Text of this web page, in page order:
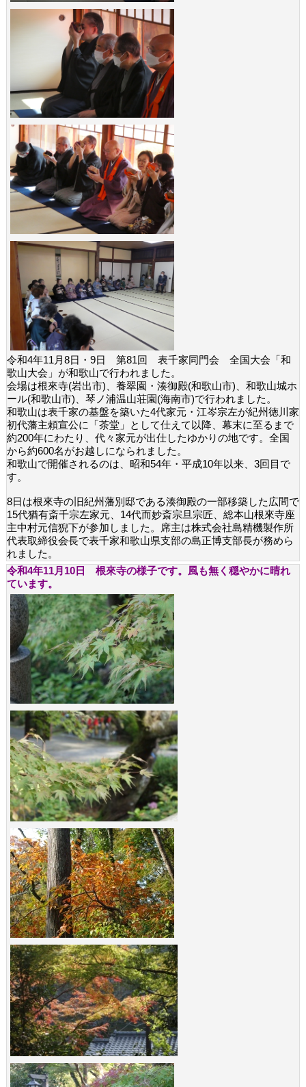
令和4年11月8日・9日 第81回 表千家同門会 全国大会「和
歌山大会」が和歌山で行われました。
会場は根來寺(岩出市)、養翠園・湊御殿(和歌山市)、和歌山城ホ
ール(和歌山市)、琴ノ浦温山荘園(海南市)で行われました。
和歌山は表千家の基盤を築いた4代家元・江岑宗左が紀州徳川家
初代藩主頼宣公に「茶堂」として仕えて以降、幕末に至るまで
約200年にわたり、代々家元が出仕したゆかりの地です。全国
から約600名がお越しになられました。
和歌山で開催されるのは、昭和54年・平成10年以来、3回目で
す。
8日は根來寺の旧紀州藩別邸である湊御殿の一部移築した広間で
15代猶有斎千宗左家元、14代而妙斎宗旦宗匠、総本山根來寺座
主中村元信猊下が参加しました。席主は株式会社島精機製作所
代表取締役会長で表千家和歌山県支部の島正博支部長が務めら
れました。
令和4年11月10日 根來寺の様子です。風も無く穏やかに晴れ
ています。